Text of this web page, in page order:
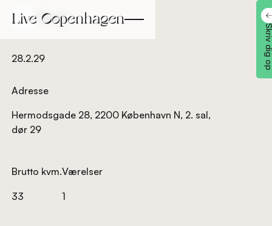
Tilbage
28.2.29
Adresse
Hermodsgade 28, 2200 København N, 2. sal,
dør 29
Brutto kvm.
33
Værelser
1